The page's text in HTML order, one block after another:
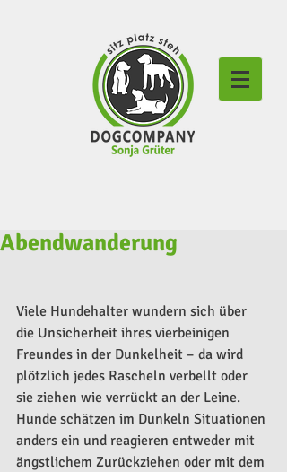
Abendwanderung
Viele Hundehalter wundern sich über
die Unsicherheit ihres vierbeinigen
Freundes in der Dunkelheit – da wird
plötzlich jedes Rascheln verbellt oder
sie ziehen wie verrückt an der Leine.
Hunde schätzen im Dunkeln Situationen
anders ein und reagieren entweder mit
ängstlichem Zurückziehen oder mit dem